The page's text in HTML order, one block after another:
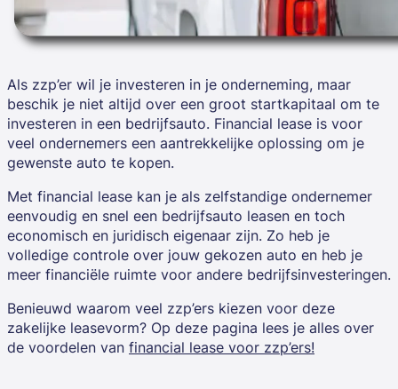
Als zzp’er wil je investeren in je onderneming, maar
beschik je niet altijd over een groot startkapitaal om te
investeren in een bedrijfsauto. Financial lease is voor
veel ondernemers een aantrekkelijke oplossing om je
gewenste auto te kopen.
Met financial lease kan je als zelfstandige ondernemer
eenvoudig en snel een bedrijfsauto leasen en toch
economisch en juridisch eigenaar zijn. Zo heb je
volledige controle over jouw gekozen auto en heb je
meer financiële ruimte voor andere bedrijfsinvesteringen.
Benieuwd waarom veel zzp’ers kiezen voor deze
zakelijke leasevorm? Op deze pagina lees je alles over
de voordelen van financial lease voor zzp’ers!